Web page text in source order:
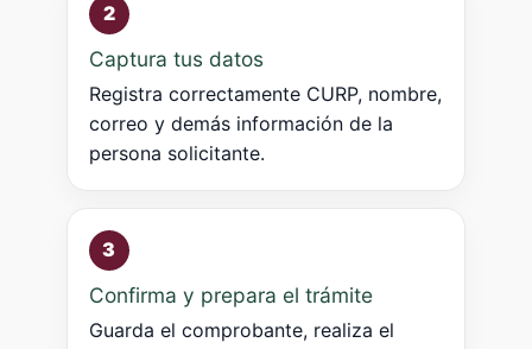
2
Captura tus datos
Registra correctamente CURP, nombre,
correo y demás información de la
persona solicitante.
3
Confirma y prepara el trámite
Guarda el comprobante, realiza el